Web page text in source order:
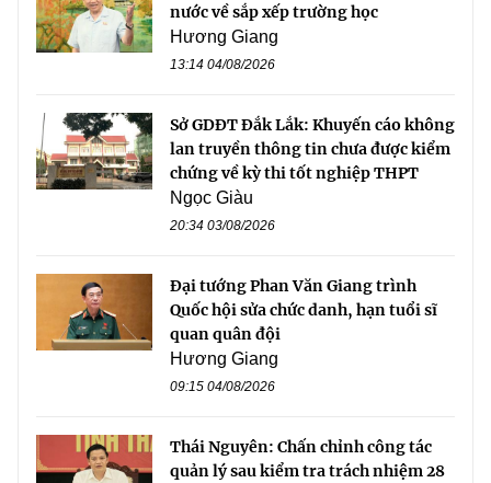
nước về sắp xếp trường học
Hương Giang
13:14 04/08/2026
Sở GDĐT Đắk Lắk: Khuyến cáo không
lan truyền thông tin chưa được kiểm
chứng về kỳ thi tốt nghiệp THPT
Ngọc Giàu
20:34 03/08/2026
Đại tướng Phan Văn Giang trình
Quốc hội sửa chức danh, hạn tuổi sĩ
quan quân đội
Hương Giang
09:15 04/08/2026
Thái Nguyên: Chấn chỉnh công tác
quản lý sau kiểm tra trách nhiệm 28